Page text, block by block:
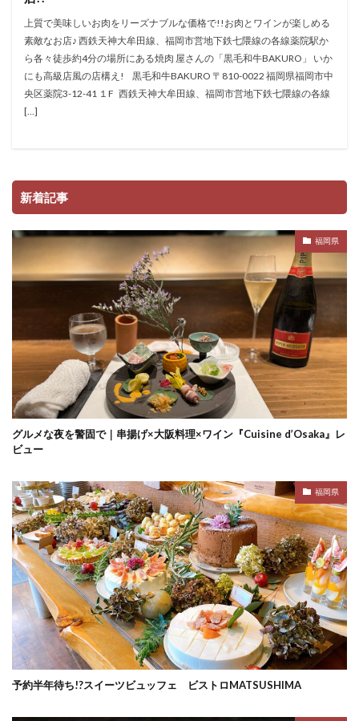
上質で美味しいお肉をリーズナブルな価格で!!お肉とワインが楽しめる
素敵なお店♪ 西鉄天神大牟田線、福岡市営地下鉄七隈線の各線薬院駅か
ら各々徒歩約4分の場所にある焼肉 屋さんの「黒毛和牛BAKURO」 いか
にも高級店風の店構え! 黒毛和牛BAKURO 〒810-0022 福岡県福岡市中
央区薬院3-12-41 １F 西鉄天神大牟田線、福岡市営地下鉄七隈線の各線
[…]
新着記事
福岡県
グルメな夜を警固で｜串揚げ×大阪料理×ワイン『Cuisine d’Osaka』レ
ビュー
福岡県
予約半年待ち!?スイーツビュッフェ ビストロMATSUSHIMA